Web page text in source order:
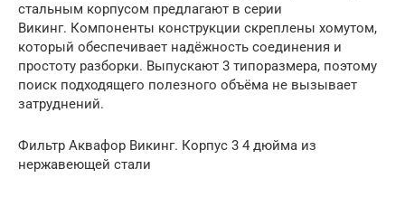
стальным корпусом предлагают в серии
Викинг. Компоненты конструкции скреплены хомутом,
который обеспечивает надёжность соединения и
простоту разборки. Выпускают 3 типоразмера, поэтому
поиск подходящего полезного объёма не вызывает
затруднений.
Фильтр Аквафор Викинг. Корпус 3 4 дюйма из
нержавеющей стали